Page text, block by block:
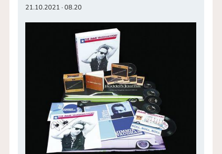
21.10.2021 · 08.20